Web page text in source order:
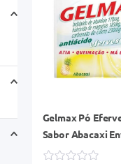
Gelmax Pó
Sabor Abacaxi
5g